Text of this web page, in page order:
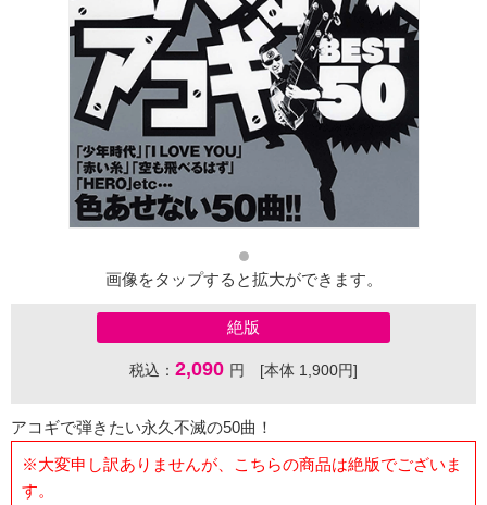
画像をタップすると拡大ができます。
絶版
税込： 2,090 円 [本体 1,900円]
アコギで弾きたい永久不滅の50曲！
※大変申し訳ありませんが、こちらの商品は絶版でございま
す。